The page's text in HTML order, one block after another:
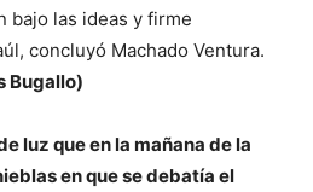
bajo las ideas y firme
concluyó Machado Ventura.
Bugallo)
luz que en la mañana de la
en que se debatía el